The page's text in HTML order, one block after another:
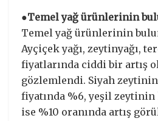
●Temel yağ ürünlerinin
Temel yağ ürünlerinin
Ayçiçek yağı, zeytinyağı,
fiyatlarında ciddi bir artış
gözlemlendi. Siyah
fiyatında %6, yeşil
ise %10 oranında artış